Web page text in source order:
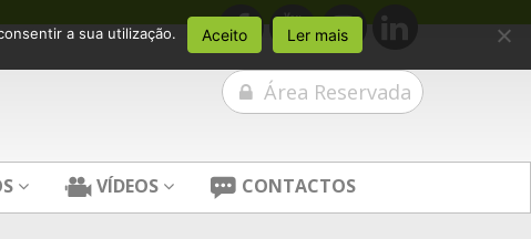
Área Reservada
VÍDEOS CONTACTOS
a sua utilização. Aceito Ler mais